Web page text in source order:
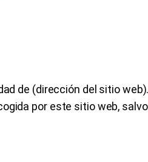
de (dirección del sitio
por este sitio web,